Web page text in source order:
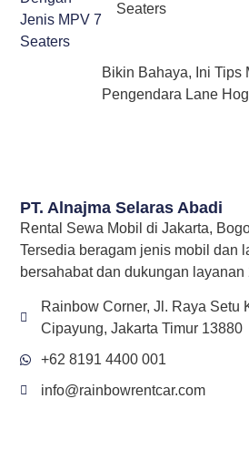
PT. Alnajma Selaras Abadi
Rental Sewa Mobil di Jakarta,
Tersedia beragam jenis mobil dan
bersahabat dan dukungan layanan
Rainbow Corner, Jl. Raya Setu
Cipayung, Jakarta Timur 13880
+62 8191 4400 001
info@rainbowrentcar.com
Seaters
Bikin Bahaya, Ini Tips
Pengendara Lane